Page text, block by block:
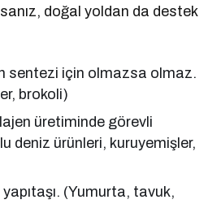
doğal yoldan da destek
sentezi için olmazsa olmaz.
brokoli)
üretiminde görevli
deniz ürünleri, kuruyemişler,
(Yumurta, tavuk,